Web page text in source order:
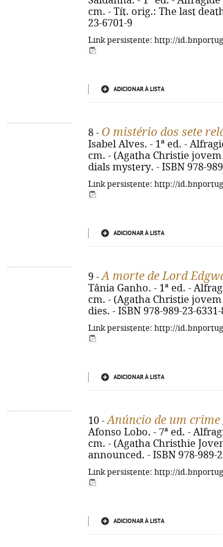
cm. - Tít. orig.: The last
23-6701-9
Link persistente: http://
ADICIONAR À LISTA
8 - O mistério dos sete
Isabel Alves. - 1ª ed. -
cm. - (Agatha Christie
dials mystery. - ISBN 978-
Link persistente: http://
ADICIONAR À LISTA
9 -A morte de Lord
Tânia Ganho. - 1ª ed. -
cm. - (Agatha Christie
dies. - ISBN 978-989-23-
Link persistente: http://
ADICIONAR À LISTA
10 -Anúncio de um crime
Afonso Lobo. - 7ª ed. -
cm. - (Agatha Christhie
announced. - ISBN 978-989-
Link persistente: http://
ADICIONAR À LISTA